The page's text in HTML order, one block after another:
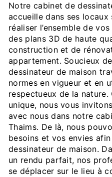
Notre cabinet de dessinateur de maison vous
accueille dans ses locaux
réaliser l’ensemble de
des plans 3D de haute
construction et de
appartement. Soucieux
dessinateur de maison
normes en vigueur et en
respectueux de la
unique, nous vous
avec nous dans notre
Thaims. De là, nous
besoins et vos envies
dessinateur de maison.
un rendu parfait, nos
se déplacer sur le lieu à